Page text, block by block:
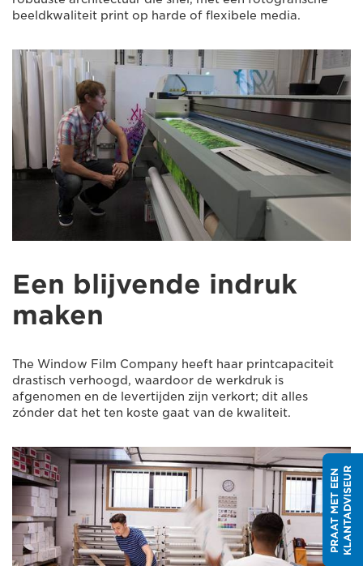
beeldkwaliteit print op harde of flexibele media.
Een blijvende indruk
maken
The Window Film Company heeft haar printcapaciteit
drastisch verhoogd, waardoor de werkdruk is
afgenomen en de levertijden zijn verkort; dit alles
zónder dat het ten koste gaat van de kwaliteit.
P
R
A
A
T
M
E
T
E
E
N
K
L
A
N
T
A
D
V
I
S
E
UR